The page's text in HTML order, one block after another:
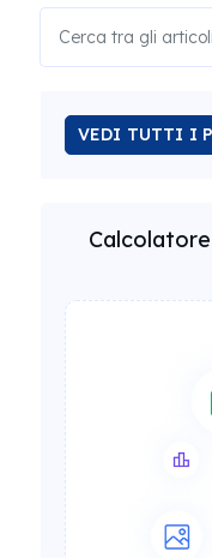
VEDI TUTTI I